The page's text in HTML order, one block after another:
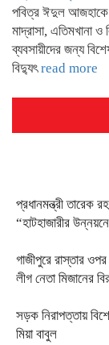
পবিত্র ঈদুল আজহাকে
মাদ্রাসা, এতিমখানা ও
ব্যবসায়ীদের জন্য
বিদ্যুৎread more
প্রধানমন্ত্রী তারেক
“হাটহাজারীর
গাজীপুরে রাস্তার
লীগ নেতা মিজানের
সড়ক নিরাপত্তায়
মিয়া বাবুল